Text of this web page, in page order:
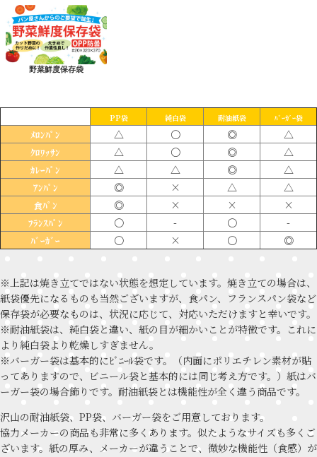
野菜鮮度保存袋
PP袋 純白袋 耐油紙袋 ﾊﾞｰｶﾞｰ袋
ﾒﾛﾝﾊﾟﾝ △ 〇 ◎ △
ｸﾛﾜｯｻﾝ △ 〇 ◎ △
ｶﾚｰﾊﾟﾝ △ △ ◎ △
ｱﾝﾊﾟﾝ ◎ × △ △
食ﾊﾟﾝ ◎ × × ×
ﾌﾗﾝｽﾊﾟﾝ 〇 - 〇 -
ﾊﾞｰｶﾞｰ 〇 × 〇 ◎
※上記は焼き立てではない状態を想定しています。焼き立ての場合は、
紙袋優先になるものも当然ございますが、食パン、フランスパン袋など
保存袋が必要なものは、状況に応じて、対応いただけますと幸いです。
※耐油紙袋は、純白袋と違い、紙の目が細かいことが特徴です。これに
より純白袋より乾燥しすぎません。
※バーガー袋は基本的にﾋﾞﾆｰﾙ袋です。（内面にポリエチレン素材が貼
ってありますので、ビニール袋と基本的には同じ考え方です。）紙はバ
ーガー袋の場合飾りです。耐油紙袋とは機能性が全く違う商品です。
沢山の耐油紙袋、PP袋、バーガー袋をご用意しております。
協力メーカーの商品も非常に多くあります。似たようなサイズも多くご
ざいます。紙の厚み、メーカーが違うことで、微妙な機能性（食感）が